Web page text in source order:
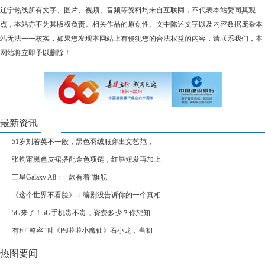
辽宁热线所有文字、图片、视频、音频等资料均来自互联网，不代表本站赞同其观
点，本站亦不为其版权负责。相关作品的原创性、文中陈述文字以及内容数据庞杂本
站无法一一核实，如果您发现本网站上有侵犯您的合法权益的内容，请联系我们，本
网站将立即予以删除！
最新资讯
51岁刘若英不一般，黑色羽绒服穿出文艺范，
张钧甯黑色皮裙搭配金色项链，红唇短发再加上
三星Galaxy A8 : 一款有着“旗舰
《这个世界不看脸》：编剧没告诉你的一个真相
5G来了！5G手机贵不贵，资费多少？你想知
有种“整容”叫《巴啦啦小魔仙》石小龙，当初
热图要闻